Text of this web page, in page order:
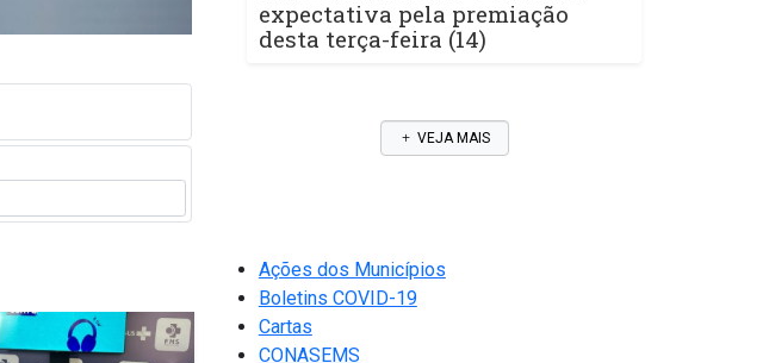
expectativa pela premiação
desta terça-feira (14)
VEJA MAIS
Ações dos Municípios
Boletins COVID-19
Cartas
CONASEMS